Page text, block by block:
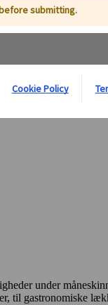
under
til gastronomiske